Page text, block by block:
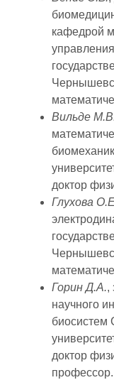
кафедрой
Вильде
доктор
Глухова
Горин Д.А.,
научного
биосистем
доктор
профессор.